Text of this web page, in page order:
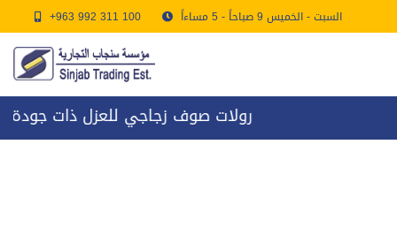
+963 992 311 100 السبت - الخميس 9 صباحاً - 5 مساءاً
رولات صوف زجاجي للعزل ذات جودة عالية